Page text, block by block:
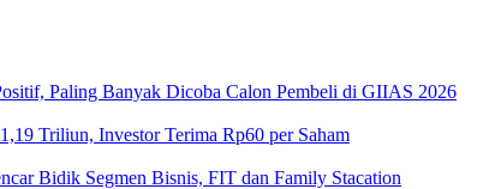
Paling Banyak Dicoba Calon Pembeli di GIIAS 2026
Triliun, Investor Terima Rp60 per Saham
Bidik Segmen Bisnis, FIT dan Family Stacation